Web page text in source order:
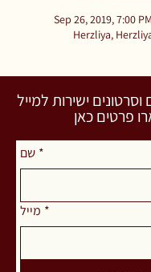
Sep 26, 2019, 7:00
Herzliya,
ישירות למייל
פרטים כאן
שם *
מייל *